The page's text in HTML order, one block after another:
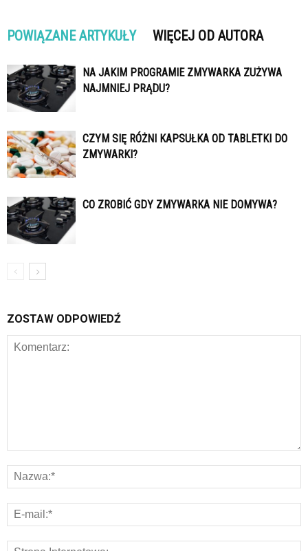
POWIĄZANE ARTYKUŁY WIĘCEJ OD AUTORA
NA JAKIM PROGRAMIE ZMYWARKA ZUŻYWA
NAJMNIEJ PRĄDU?
CZYM SIĘ RÓŻNI KAPSUŁKA OD TABLETKI DO
ZMYWARKI?
CO ZROBIĆ GDY ZMYWARKA NIE DOMYWA?
ZOSTAW ODPOWIEDŹ